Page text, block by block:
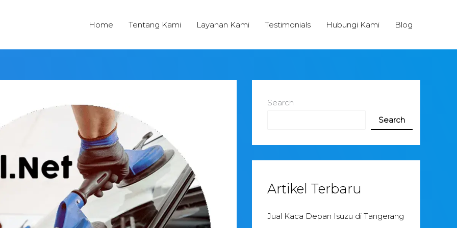
Home Tentang Kami Layanan Kami Testimonials Hubungi Kami Blog
Search
Search
Artikel Terbaru
Jual Kaca Depan Isuzu di Tangerang